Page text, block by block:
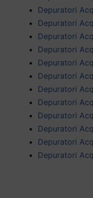
Depuratori
Depuratori
Depuratori
Depuratori
Depuratori
Depuratori
Depuratori
Depuratori
Depuratori
Depuratori
Depuratori
Depuratori